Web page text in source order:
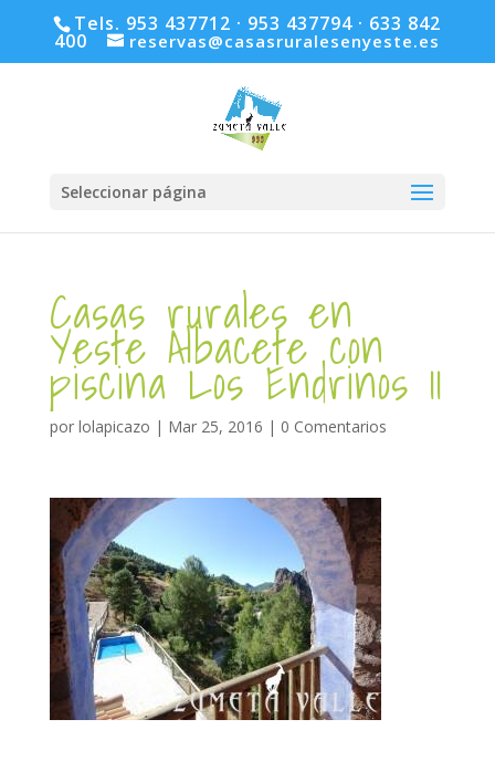
Tels. 953 437712 · 953 437794 · 633 842
400 reservas@casasruralesenyeste.es
Seleccionar página
Casas rurales en
Yeste Albacete con
piscina Los Endrinos 11
por lolapicazo | Mar 25, 2016 | 0 Comentarios